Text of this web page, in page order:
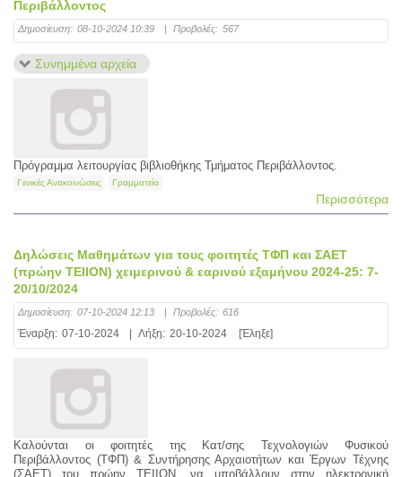
Περιβάλλοντος
Δημοσίευση: 08-10-2024 10:39 | Προβολές: 567
Συνημμένα αρχεία
Πρόγραμμα λειτουργίας βιβλιοθήκης Τμήματος Περιβάλλοντος.
Γενικές Ανακοινώσεις Γραμματεία
Περισσότερα
Δηλώσεις Μαθημάτων για τους φοιτητές ΤΦΠ και ΣΑΕΤ
(πρώην ΤΕΙΙΟΝ) χειμερινού & εαρινού εξαμήνου 2024-25: 7-
20/10/2024
Δημοσίευση: 07-10-2024 12:13 | Προβολές: 616
Έναρξη: 07-10-2024 | Λήξη: 20-10-2024 [Έληξε]
Καλούνται οι φοιτητές της Κατ/σης Τεχνολογιών Φυσικού
Περιβάλλοντος (ΤΦΠ) & Συντήρησης Αρχαιοτήτων και Έργων Τέχνης
(ΣΑΕΤ) του πρώην ΤΕΙΙΟΝ, να υποβάλλουν στην ηλεκτρονική